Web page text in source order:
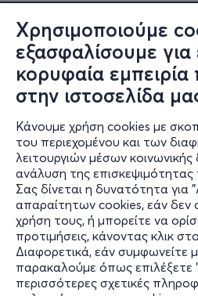
Χρησιμοποιούμε
εξασφαλίσουμε για
κορυφαία
στην ιστοσελίδα
Κάνουμε χρήση cookies με
του περιεχομένου και των
λειτουργιών μέσων
ανάλυση της
Σας δίνεται η δυνατότητα
απαραίτητων cookies, εάν δεν
χρήση τους, ή μπορείτε να
προτιμήσεις, κάνοντας κλικ
Διαφορετικά, εάν συμφωνείτε
παρακαλούμε όπως επιλέξετε
περισσότερες σχετικές
Πληροφορίες
Υποστήριξη
Stay Connected